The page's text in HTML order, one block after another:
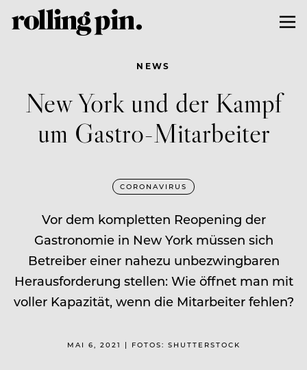
NEWS
New York und der Kampf
um Gastro-Mitarbeiter
CORONAVIRUS
Vor dem kompletten Reopening der
Gastronomie in New York müssen sich
Betreiber einer nahezu unbezwingbaren
Herausforderung stellen: Wie öffnet man mit
voller Kapazität, wenn die Mitarbeiter fehlen?
MAI 6, 2021 | FOTOS: SHUTTERSTOCK